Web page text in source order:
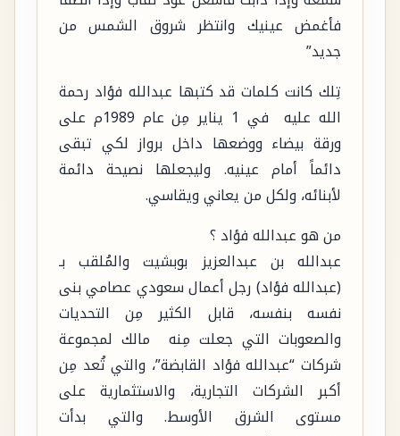
فأغمض عينيك وانتظر شروق الشمس من
جديد”
تِلك كانت كلمات قد كتبها عبدالله فؤاد رحمة
الله عليه في 1 يناير مِن عام 1989م على
ورقة بيضاء ووضعها داخل برواز لكي تبقى
دائماً أمام عينيه. وليجعلها نصيحة دائمة
لأبنائه، ولكل من يعاني ويقاسي.
من هو عبدالله فؤاد ؟
عبدالله بن عبدالعزيز بوبشيت والمُلقب بـ
(عبدالله فؤاد) رجل أعمال سعودي عصامي بنى
نفسه بنفسه، قابل الكثير مِن التحديات
والصعوبات التي جعلت مِنه مالك لمجموعة
شركات “عبدالله فؤاد القابضة”، والتي تُعد مِن
أكبر الشركات التجارية، والاستثمارية على
مستوى الشرق الأوسط. والتي بدأت